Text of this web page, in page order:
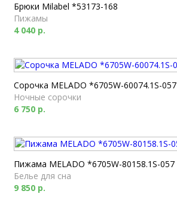
Брюки Milabel *53173-168
Пижамы
4 040 р.
Сорочка MELADO *6705W-60074.1S-057
Ночные сорочки
6 750 р.
Пижама MELADO *6705W-80158.1S-057
Белье для сна
9 850 р.